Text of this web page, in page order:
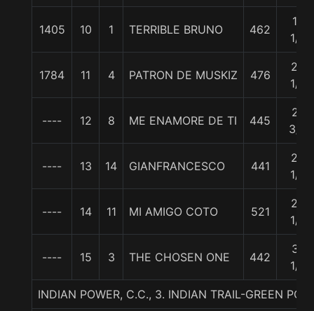
1405 10 1 TERRIBLE BRUNO 462
19
1/2
1784 11 4 PATRON DE MUSKIZ 476
23
1/4
---- 12 8 ME ENAMORE DE TI 445
27
3/4
---- 13 14 GIANFRANCESCO 441
29
1/4
---- 14 11 MI AMIGO COTO 521
29
1/2
---- 15 3 THE CHOSEN ONE 442
37
1/4
INDIAN POWER, C.C., 3. INDIAN TRAIL-GREEN